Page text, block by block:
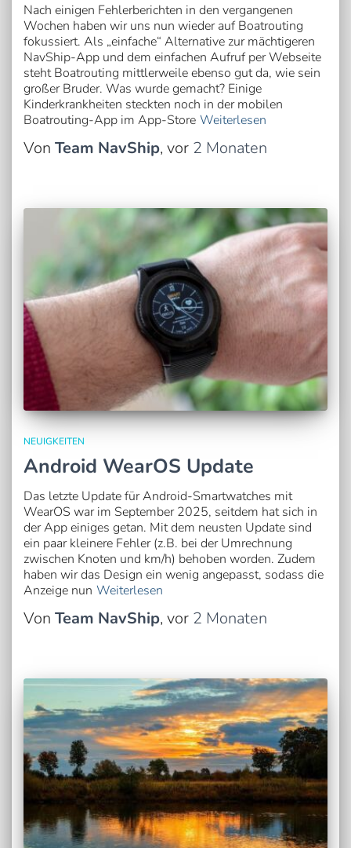
Nach einigen Fehlerberichten in den vergangenen
Wochen haben wir uns nun wieder auf Boatrouting
fokussiert. Als „einfache“ Alternative zur mächtigeren
NavShip-App und dem einfachen Aufruf per Webseite
steht Boatrouting mittlerweile ebenso gut da, wie sein
großer Bruder. Was wurde gemacht? Einige
Kinderkrankheiten steckten noch in der mobilen
Boatrouting-App im App-Store Weiterlesen
Von Team NavShip, vor 2 Monaten
NEUIGKEITEN
Android WearOS Update
Das letzte Update für Android-Smartwatches mit
WearOS war im September 2025, seitdem hat sich in
der App einiges getan. Mit dem neusten Update sind
ein paar kleinere Fehler (z.B. bei der Umrechnung
zwischen Knoten und km/h) behoben worden. Zudem
haben wir das Design ein wenig angepasst, sodass die
Anzeige nun Weiterlesen
Von Team NavShip, vor 2 Monaten